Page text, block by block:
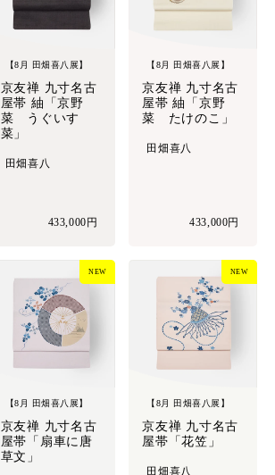
【8月 田畑喜八展】
京友禅 九寸名古
屋帯 紬「京野
菜 うぐいす
菜」
田畑喜八
433,000円
【8月 田畑喜八展】
京友禅 九寸名古
屋帯 紬「京野
菜 たけのこ」
田畑喜八
433,000円
【8月 田畑喜八展】
京友禅 九寸名古
屋帯「扇車に唐
草文」
NEW
【8月 田畑喜八展】
京友禅 九寸名古
屋帯「花笠」
田畑喜八
NEW